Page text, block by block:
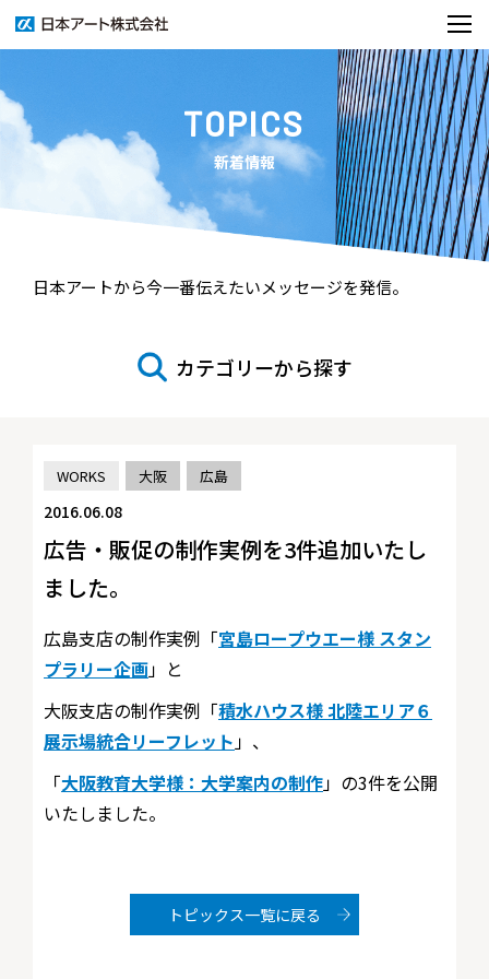
TOPICS
新着情報
日本アートから今一番伝えたいメッセージを発信。
カテゴリーから探す
WORKS 大阪 広島
2016.06.08
広告・販促の制作実例を3件追加いたし
ました。
広島支店の制作実例「宮島ロープウエー様 スタン
プラリー企画」と
大阪支店の制作実例「積水ハウス様 北陸エリア６
展示場統合リーフレット」、
「大阪教育大学様：大学案内の制作」の3件を公開
いたしました。
トピックス一覧に戻る